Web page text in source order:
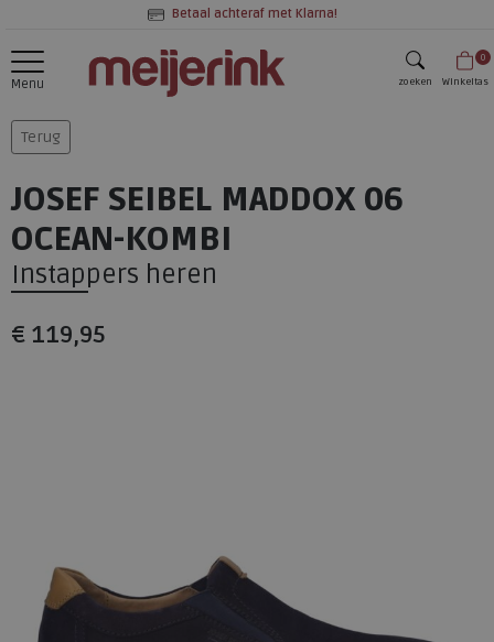
Betaal achteraf met Klarna!
Menu zoeken
0
Winkeltas
Terug
JOSEF SEIBEL MADDOX 06
OCEAN-KOMBI
Instappers heren
€ 119,95